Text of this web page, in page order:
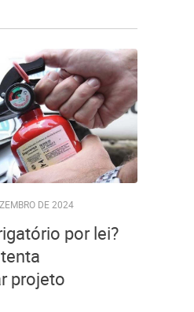
DE 2024
por lei?
projeto